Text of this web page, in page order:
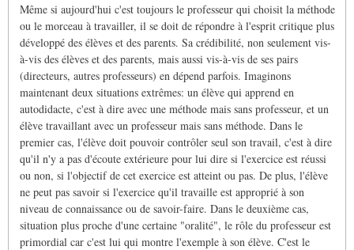
Même si aujourd'hui c'est toujours le professeur qui choisit la méthode
ou le morceau à travailler, il se doit de répondre à l'esprit critique plus
développé des élèves et des parents. Sa crédibilité, non seulement vis-
à-vis des élèves et des parents, mais aussi vis-à-vis de ses pairs
(directeurs, autres professeurs) en dépend parfois. Imaginons
maintenant deux situations extrêmes: un élève qui apprend en
autodidacte, c'est à dire avec une méthode mais sans professeur, et un
élève travaillant avec un professeur mais sans méthode. Dans le
premier cas, l'élève doit pouvoir contrôler seul son travail, c'est à dire
qu'il n'y a pas d'écoute extérieure pour lui dire si l'exercice est réussi
ou non, si l'objectif de cet exercice est atteint ou pas. De plus, l'élève
ne peut pas savoir si l'exercice qu'il travaille est approprié à son
niveau de connaissance ou de savoir-faire. Dans le deuxième cas,
situation plus proche d'une certaine "oralité", le rôle du professeur est
primordial car c'est lui qui montre l'exemple à son élève. C'est le